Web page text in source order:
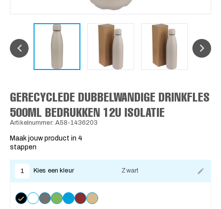
GERECYCLEDE DUBBELWANDIGE DRINKFLES
500ML BEDRUKKEN 12U ISOLATIE
Artikelnummer: A58-1436203
Maak jouw product in 4
stappen
1 Kies een kleur Zwart